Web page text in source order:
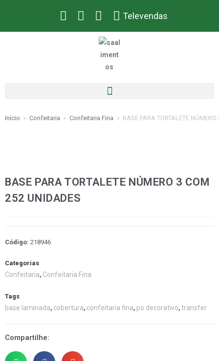
Televendas
Início > Confeitaria > Confeitaria Fina > BASE PARA TORTALETE
BASE PARA TORTALETE NÚMERO 3 COM
252 UNIDADES
Código: 218946
Categorias
Confeitaria, Confeitaria Fina
Tags
base laminada, cobertura, confeitaria fina, po decorativo, transfer
Compartilhe: